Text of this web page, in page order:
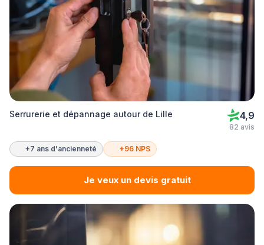
Serrurerie et dépannage autour de Lille 4,9
82 avis
+7 ans d'ancienneté +96 NPS
Je veux un devis gratuit